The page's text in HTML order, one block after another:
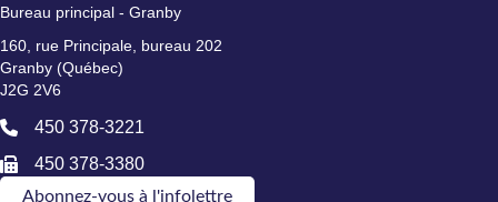
Bureau principal - Granby
160, rue Principale, bureau 202
Granby (Québec)
J2G 2V6
450 378-3221
450 378-3380
Abonnez-vous à l'infolettre